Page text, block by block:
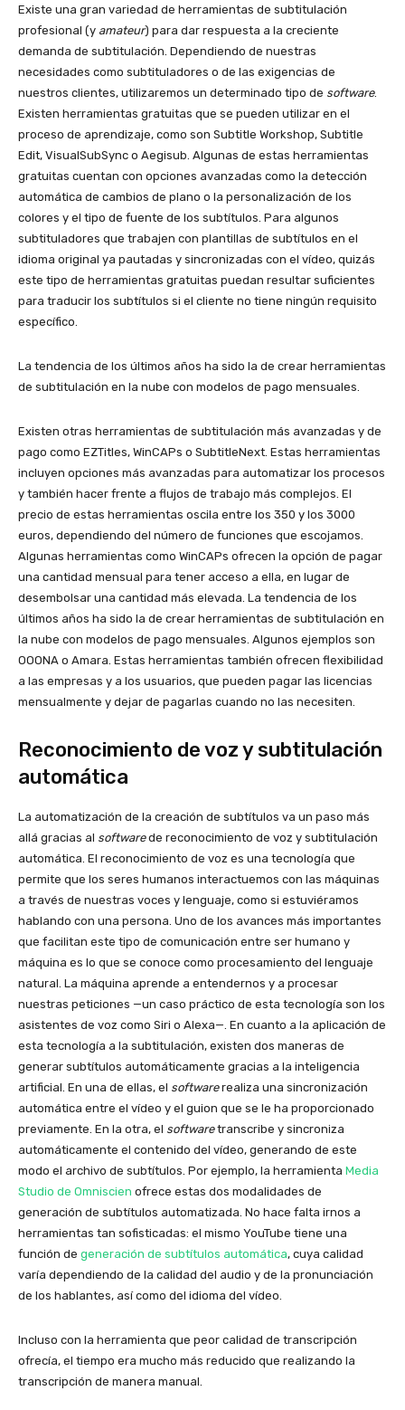
Existe una gran variedad de herramientas de subtitulación
profesional (y amateur) para dar respuesta a la creciente
demanda de subtitulación. Dependiendo de nuestras
necesidades como subtituladores o de las exigencias de
nuestros clientes, utilizaremos un determinado tipo de software.
Existen herramientas gratuitas que se pueden utilizar en el
proceso de aprendizaje, como son Subtitle Workshop, Subtitle
Edit, VisualSubSync o Aegisub. Algunas de estas herramientas
gratuitas cuentan con opciones avanzadas como la detección
automática de cambios de plano o la personalización de los
colores y el tipo de fuente de los subtítulos. Para algunos
subtituladores que trabajen con plantillas de subtítulos en el
idioma original ya pautadas y sincronizadas con el vídeo, quizás
este tipo de herramientas gratuitas puedan resultar suficientes
para traducir los subtítulos si el cliente no tiene ningún requisito
específico.
La tendencia de los últimos años ha sido la de crear herramientas
de subtitulación en la nube con modelos de pago mensuales.
Existen otras herramientas de subtitulación más avanzadas y de
pago como EZTitles, WinCAPs o SubtitleNext. Estas herramientas
incluyen opciones más avanzadas para automatizar los procesos
y también hacer frente a flujos de trabajo más complejos. El
precio de estas herramientas oscila entre los 350 y los 3000
euros, dependiendo del número de funciones que escojamos.
Algunas herramientas como WinCAPs ofrecen la opción de pagar
una cantidad mensual para tener acceso a ella, en lugar de
desembolsar una cantidad más elevada. La tendencia de los
últimos años ha sido la de crear herramientas de subtitulación en
la nube con modelos de pago mensuales. Algunos ejemplos son
OOONA o Amara. Estas herramientas también ofrecen flexibilidad
a las empresas y a los usuarios, que pueden pagar las licencias
mensualmente y dejar de pagarlas cuando no las necesiten.
Reconocimiento de voz y subtitulación
automática
La automatización de la creación de subtítulos va un paso más
allá gracias al softwarede reconocimiento de voz y subtitulación
automática. El reconocimiento de voz es una tecnología que
permite que los seres humanos interactuemos con las máquinas
a través de nuestras voces y lenguaje, como si estuviéramos
hablando con una persona. Uno de los avances más importantes
que facilitan este tipo de comunicación entre ser humano y
máquina es lo que se conoce como procesamiento del lenguaje
natural. La máquina aprende a entendernos y a procesar
nuestras peticiones —un caso práctico de esta tecnología son los
asistentes de voz como Siri o Alexa—. En cuanto a la aplicación de
esta tecnología a la subtitulación, existen dos maneras de
generar subtítulos automáticamente gracias a la inteligencia
artificial. En una de ellas, el softwarerealiza una sincronización
automática entre el vídeo y el guion que se le ha proporcionado
previamente. En la otra, el softwaretranscribe y sincroniza
automáticamente el contenido del vídeo, generando de este
modo el archivo de subtítulos. Por ejemplo, la herramienta Media
Studio de Omniscien ofrece estas dos modalidades de
generación de subtítulos automatizada. No hace falta irnos a
herramientas tan sofisticadas: el mismo YouTube tiene una
función de generación de subtítulos automática, cuya calidad
varía dependiendo de la calidad del audio y de la pronunciación
de los hablantes, así como del idioma del vídeo.
Incluso con la herramienta que peor calidad de transcripción
ofrecía, el tiempo era mucho más reducido que realizando la
transcripción de manera manual.